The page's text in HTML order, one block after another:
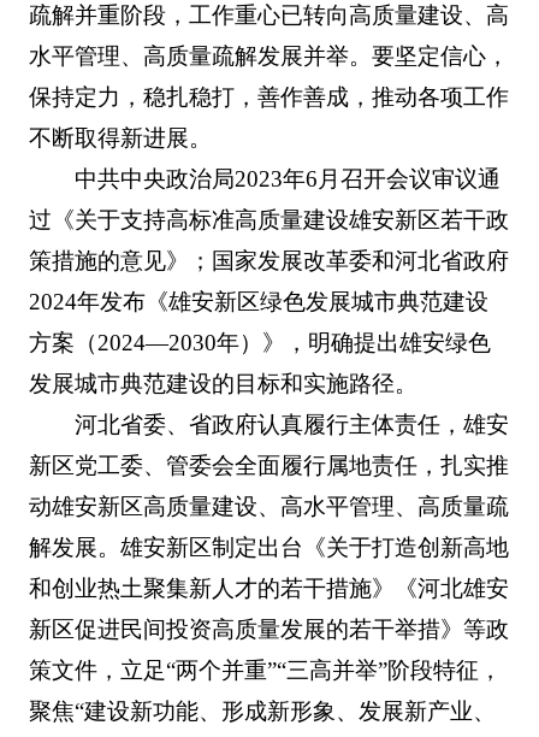
疏解并重阶段，工作重心已转向高质量建设、高
水平管理、高质量疏解发展并举。要坚定信心，
保持定力，稳扎稳打，善作善成，推动各项工作
不断取得新进展。
中共中央政治局2023年6月召开会议审议通
过《关于支持高标准高质量建设雄安新区若干政
策措施的意见》；国家发展改革委和河北省政府
2024年发布《雄安新区绿色发展城市典范建设
方案（2024—2030年）》，明确提出雄安绿色
发展城市典范建设的目标和实施路径。
河北省委、省政府认真履行主体责任，雄安
新区党工委、管委会全面履行属地责任，扎实推
动雄安新区高质量建设、高水平管理、高质量疏
解发展。雄安新区制定出台《关于打造创新高地
和创业热土聚集新人才的若干措施》《河北雄安
新区促进民间投资高质量发展的若干举措》等政
策文件，立足“两个并重”“三高并举”阶段特征，
聚焦“建设新功能、形成新形象、发展新产业、